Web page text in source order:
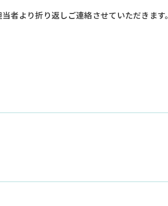
者より折り返しご連絡させていただきます。